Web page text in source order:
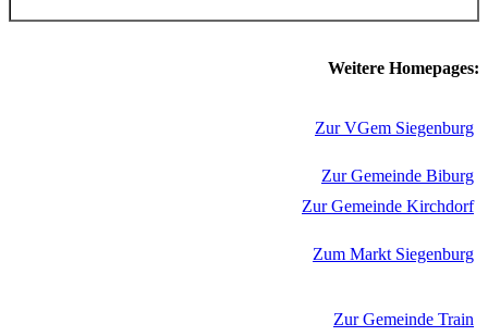
Weitere Homepages:
Zur VGem Siegenburg
Zur Gemeinde Biburg
Zur Gemeinde Kirchdorf
Zum Markt Siegenburg
Zur Gemeinde Train